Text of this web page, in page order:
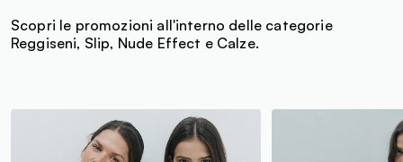
Scopri le promozioni all'interno delle categorie
Reggiseni, Slip, Nude Effect e Calze.